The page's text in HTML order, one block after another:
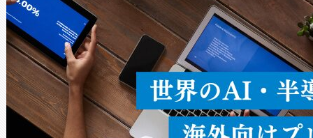
ることなく、単一のデバイス
うにします。遠距離まで届く
密度なスキャ […]